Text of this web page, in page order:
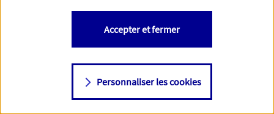
Vous êtes libre de les accepter, de les refuser comme de
changer d'avis à tout moment en allant sur
Consulter notre politique decookies
Personnaliser les cookies
Accepter et fermer